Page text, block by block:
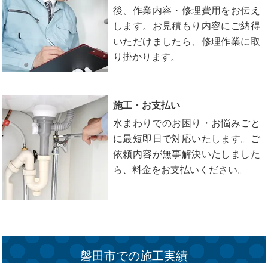
後、作業内容・修理費用をお伝え
します。お見積もり内容にご納得
いただけましたら、修理作業に取
り掛かります。
施工・お支払い
水まわりでのお困り・お悩みごと
に最短即日で対応いたします。ご
依頼内容が無事解決いたしました
ら、料金をお支払いください。
磐田市での施工実績